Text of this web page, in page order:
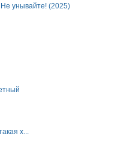
унывайте! (2025)
х...